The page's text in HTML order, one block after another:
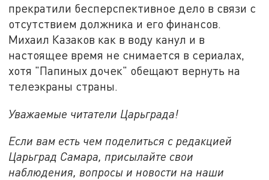
прекратили бесперспективное дело в связи с
отсутствием должника и его финансов.
Михаил Казаков как в воду канул и в
настоящее время не снимается в сериалах,
хотя "Папиных дочек" обещают вернуть на
телеэкраны страны.
Уважаемые читатели Царьграда!
Если вам есть чем поделиться с редакцией
Царьград Самара, присылайте свои
наблюдения, вопросы и новости на наши